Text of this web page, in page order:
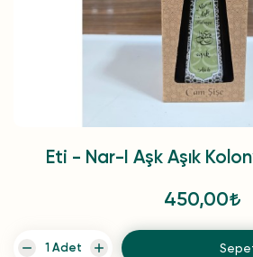
Eti - Nar-I Aşk Aşık
450,00